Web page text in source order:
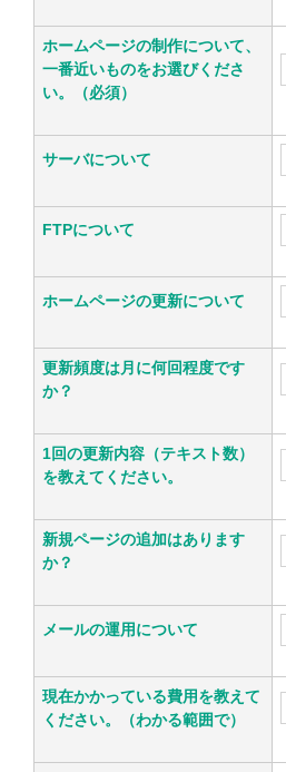
ホームページの制作について、
一番近いものをお選びくださ
い。（必須）
サーバについて
FTPについて
ホームページの更新について
更新頻度は月に何回程度です
か？
1回の更新内容（テキスト数）
を教えてください。
新規ページの追加はあります
か？
メールの運用について
現在かかっている費用を教えて
ください。（わかる範囲で）